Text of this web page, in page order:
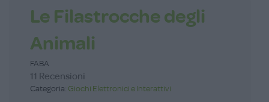
Le Filastrocche degli
Animali
FABA
11 Recensioni
Categoria: Giochi Elettronici e Interattivi